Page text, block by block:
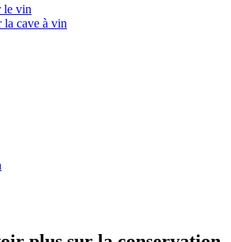
le vin
la cave à vin